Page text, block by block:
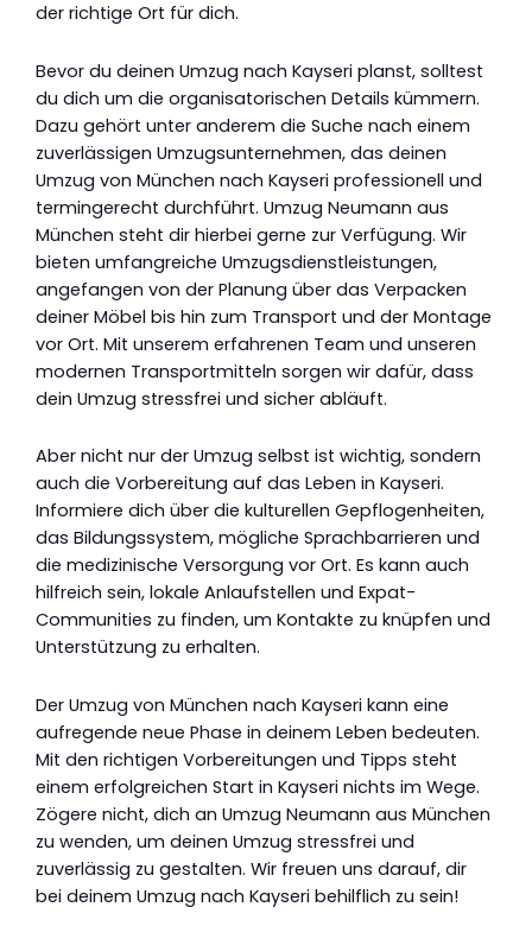
der richtige Ort für dich.
Bevor du deinen Umzug nach Kayseri planst, solltest
du dich um die organisatorischen Details kümmern.
Dazu gehört unter anderem die Suche nach einem
zuverlässigen Umzugsunternehmen, das deinen
Umzug von München nach Kayseri professionell und
termingerecht durchführt. Umzug Neumann aus
München steht dir hierbei gerne zur Verfügung. Wir
bieten umfangreiche Umzugsdienstleistungen,
angefangen von der Planung über das Verpacken
deiner Möbel bis hin zum Transport und der Montage
vor Ort. Mit unserem erfahrenen Team und unseren
modernen Transportmitteln sorgen wir dafür, dass
dein Umzug stressfrei und sicher abläuft.
Aber nicht nur der Umzug selbst ist wichtig, sondern
auch die Vorbereitung auf das Leben in Kayseri.
Informiere dich über die kulturellen Gepflogenheiten,
das Bildungssystem, mögliche Sprachbarrieren und
die medizinische Versorgung vor Ort. Es kann auch
hilfreich sein, lokale Anlaufstellen und Expat-
Communities zu finden, um Kontakte zu knüpfen und
Unterstützung zu erhalten.
Der Umzug von München nach Kayseri kann eine
aufregende neue Phase in deinem Leben bedeuten.
Mit den richtigen Vorbereitungen und Tipps steht
einem erfolgreichen Start in Kayseri nichts im Wege.
Zögere nicht, dich an Umzug Neumann aus München
zu wenden, um deinen Umzug stressfrei und
zuverlässig zu gestalten. Wir freuen uns darauf, dir
bei deinem Umzug nach Kayseri behilflich zu sein!